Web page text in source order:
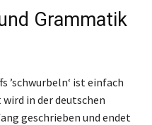
Grammatik
’schwurbeln‘ ist einfach
in der deutschen
geschrieben und endet